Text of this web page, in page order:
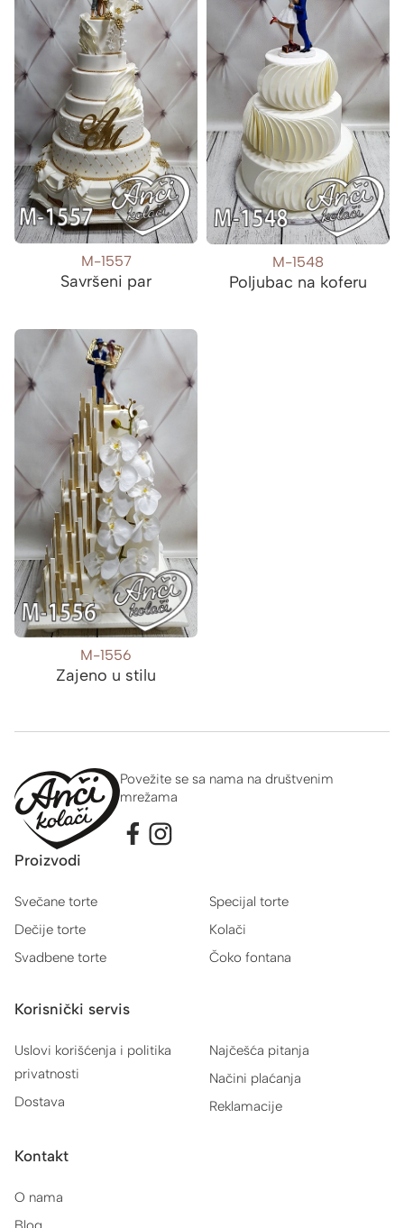
M-1557
Savršeni par
M-1548
Poljubac na koferu
M-1556
Zajeno u stilu
Povežite se sa nama na društvenim
mrežama
Proizvodi
Svečane torte
Dečije torte
Svadbene torte
Specijal torte
Kolači
Čoko fontana
Korisnički servis
Uslovi korišćenja i politika
privatnosti
Dostava
Najčešća pitanja
Načini plaćanja
Reklamacije
Kontakt
O nama